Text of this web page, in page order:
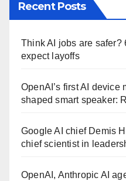
Recent Posts
Think AI jobs are safer?
expect layoffs
OpenAI’s first AI device
shaped smart speaker:
Google AI chief Demis
chief scientist in
OpenAI, Anthropic AI